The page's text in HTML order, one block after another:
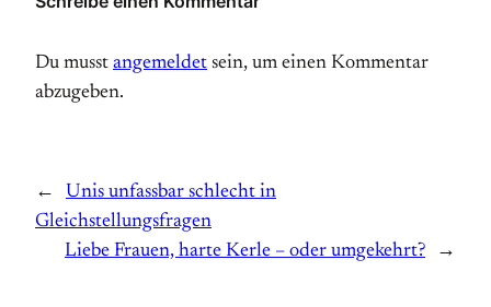
Du musst angemeldet sein, um einen Kommentar
abzugeben.
←
Unis unfassbar schlecht in
Gleichstellungsfragen
Liebe Frauen, harte Kerle – oder umgekehrt?
→